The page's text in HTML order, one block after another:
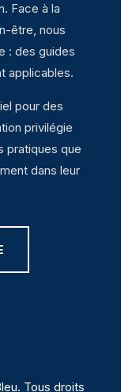
Face à la
être, nous
: des guides
applicables.
pour des
privilégie
pratiques que
dans leur
Tous droits